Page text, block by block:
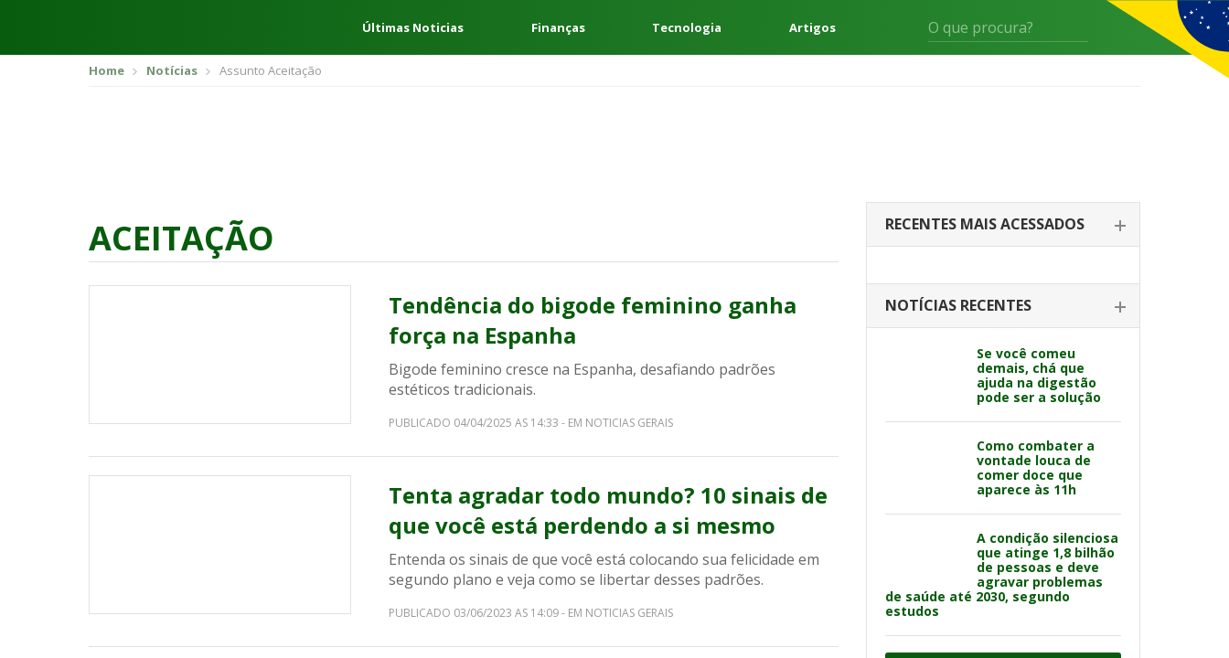
Últimas Noticias Finanças Tecnologia Artigos
Home Notícias Assunto Aceitação
ACEITAÇÃO
Tendência do bigode feminino ganha
força na Espanha
Bigode feminino cresce na Espanha, desafiando padrões
estéticos tradicionais.
PUBLICADO 04/04/2025 AS 14:33 - EM NOTICIAS GERAIS
Tenta agradar todo mundo? 10 sinais de
que você está perdendo a si mesmo
Entenda os sinais de que você está colocando sua felicidade em
segundo plano e veja como se libertar desses padrões.
PUBLICADO 03/06/2023 AS 14:09 - EM NOTICIAS GERAIS
RECENTES MAIS ACESSADOS
NOTÍCIAS RECENTES
Se você comeu
demais, chá que
ajuda na digestão
pode ser a solução
Como combater a
vontade louca de
comer doce que
aparece às 11h
A condição silenciosa
que atinge 1,8 bilhão
de pessoas e deve
agravar problemas
de saúde até 2030, segundo
estudos